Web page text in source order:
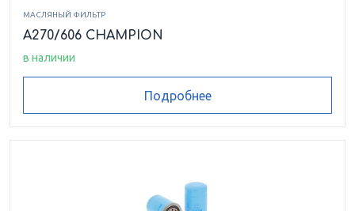
МАСЛЯНЫЙ ФИЛЬТР
A270/606 CHAMPION
в наличии
Подробнее